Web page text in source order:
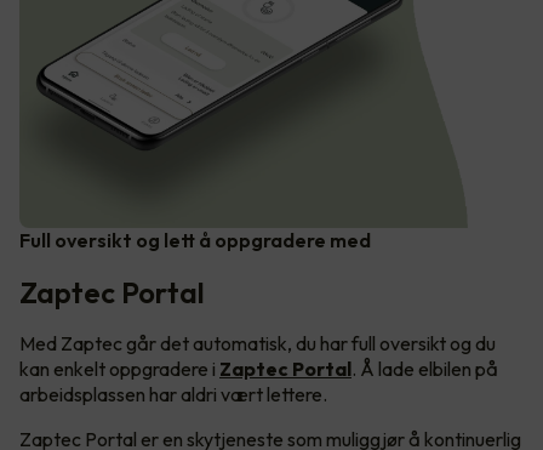
Full oversikt og lett å oppgradere med
Zaptec Portal
Med Zaptec går det automatisk, du har full oversikt og du
kan enkelt oppgradere i Zaptec Portal. Å lade elbilen på
arbeidsplassen har aldri vært lettere.
Zaptec Portal er en skytjeneste som muliggjør å kontinuerlig